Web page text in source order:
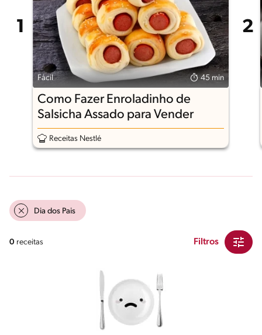
Fácil 45 min
Como Fazer Enroladinho de
Salsicha Assado para Vender
Receitas Nestlé
Dia dos Pais
0 receitas Filtros